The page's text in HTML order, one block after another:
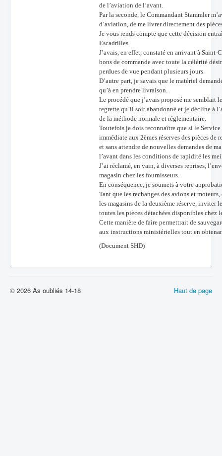
de l’aviation de l’avant.
Par la seconde, le Commandant Stammler
d’aviation, de me livrer directement des
Je vous rends compte que cette décision
Escadrilles.
J’avais, en effet, constaté en arrivant à Saint-
bons de commande avec toute la célérité
perdues de vue pendant plusieurs jours.
D’autre part, je savais que le matériel
qu’à en prendre livraison.
Le procédé que j’avais proposé me semblait
regrette qu’il soit abandonné et je décline à
de la méthode normale et réglementaire.
Toutefois je dois reconnaître que si le
immédiate aux 2èmes réserves des pièces
et sans attendre de nouvelles demandes de
l’avant dans les conditions de rapidité les
J’ai réclamé, en vain, à diverses reprises,
magasin chez les fournisseurs.
En conséquence, je soumets à votre
Tant que les rechanges des avions et
les magasins de la deuxième réserve, inviter
toutes les pièces détachées disponibles chez
Cette manière de faire permettrait de
aux instructions ministérielles tout en
(Document SHD)
Haut de page
© 2026 As oubliés 14-18